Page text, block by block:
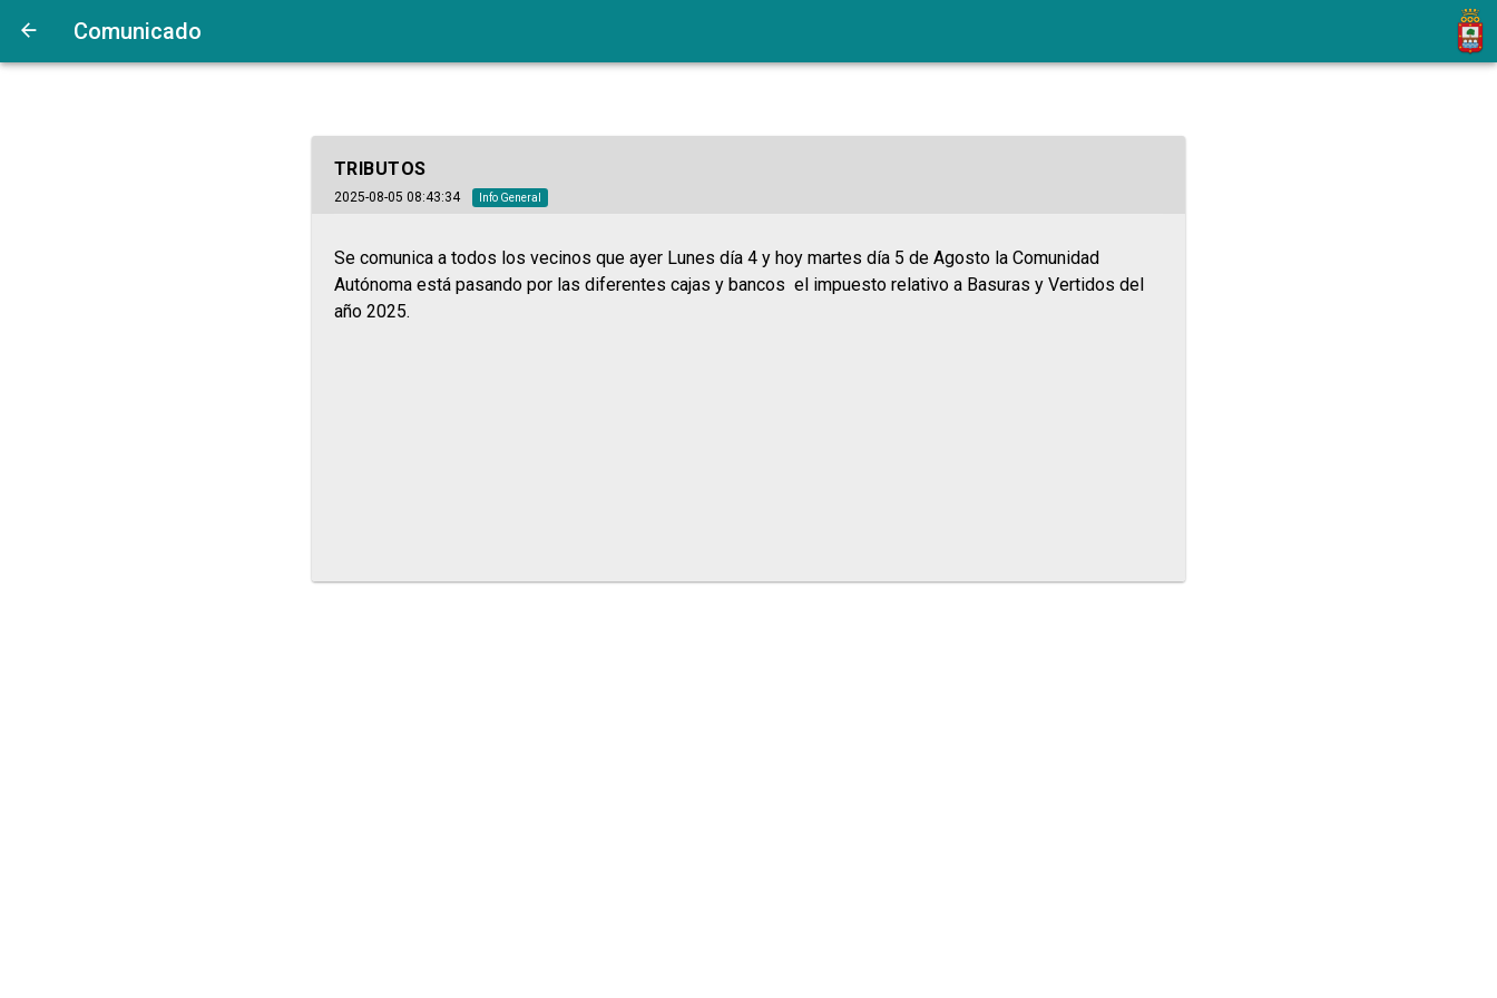
Comunicado
TRIBUTOS
2025-08-05 08:43:34 Info General
Se comunica a todos los vecinos que ayer Lunes día 4 y hoy martes día 5 de Agosto la Comunidad
Autónoma está pasando por las diferentes cajas y bancos el impuesto relativo a Basuras y Vertidos del
año 2025.